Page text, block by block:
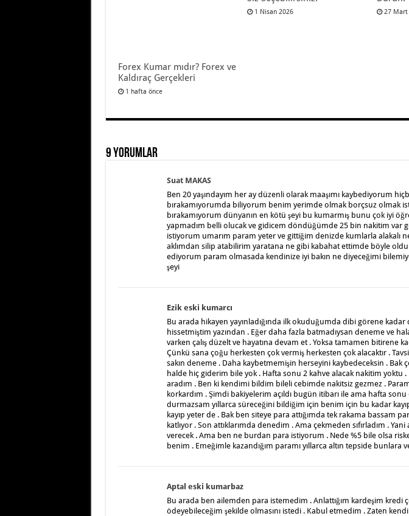
Forex Kumar mıdır? Forex ve
Kaldıraç Gerçekleri
1 hafta önce
1 Nisan 2026 27 Mart
9 Yorumlar
Suat MAKAS
Ben 20 yaşındayım her ay düzenli olarak maaşımı kaybediyorum
bırakamıyorumda biliyorum benim yerimde olmak borçsuz olmak
bırakamıyorum dünyanın en kötü şeyi bu kumarmış bunu çok iyi
yapmadım belli olucak ve gidicem döndüğümde 25 bin nakitim var
istiyorum umarım param yeter ve gittiğim denizde kumlarla alakalı
aklımdan silip atabilirim yaratana ne gibi kabahat ettimde böyle
ediyorum param olmasada kendinize iyi bakın ne diyeceğimi
şeyi
Ezik eski kumarcı
Bu arada hikayen yayınladığında ilk okuduğumda dibi görene kadar
hissetmiştim yazından . Eğer daha fazla batmadıysan deneme ve
varken çalış düzelt ve hayatına devam et . Yoksa tamamen bitirene
Çünkü sana çoğu herkesten çok vermiş herkesten çok alacaktır .
sakın deneme . Daha kaybetmemişin herseyini kaybedeceksin . Bak
halde hiç giderim bile yok . Hafta sonu 2 kahve alacak nakitim yoktu .
aradım . Ben ki kendimi bildim bileli cebimde nakitsiz gezmez .
korkardım . Şimdi bakiyelerim açıldı bugün itibarı ile ama hafta sonu
durmazsam yıllarca süreceğini bildiğim için benim için bu kadar
kayıp yeter de . Bak ben siteye para attığımda tek rakama bassam
katlıyor . Son attıklarımda denedim . Ama çekmeden sıfırladım . Yani
verecek . Ama ben ne burdan para istiyorum . Nede %5 bile olsa
benim . Emeğimle kazandığım paramı yıllarca altın tepside bunlara
Aptal eski kumarbaz
Bu arada ben ailemden para istemedim . Anlattığım kardeşim kredi
ödeyebileceğim şekilde olmasını istedi . Kabul etmedim . Zaten